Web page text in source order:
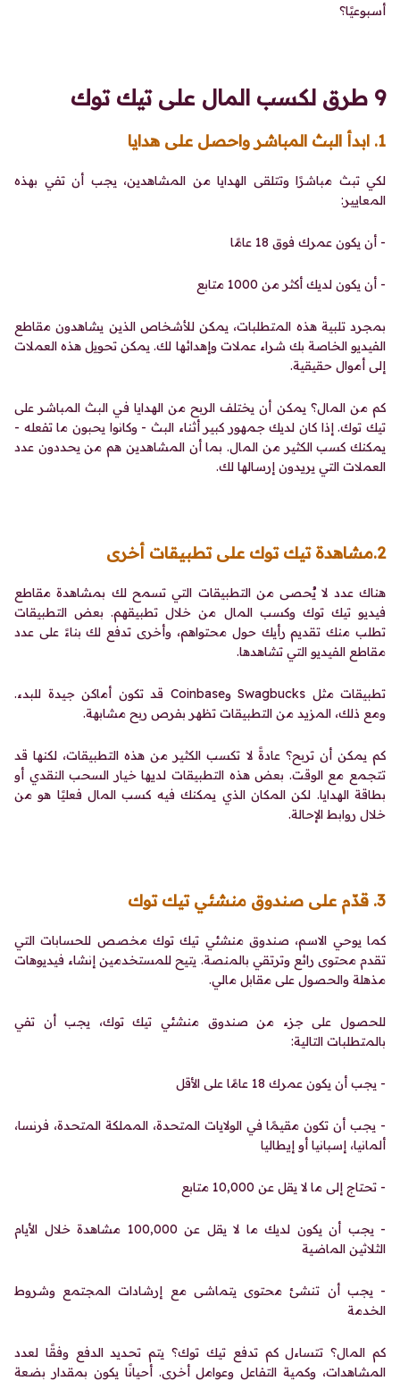
أسبوعيًا؟
9 طرق لكسب المال على تيك توك
1. ابدأ البث المباشر واحصل على هدايا
لكي تبث مباشرًا وتتلقى الهدايا من المشاهدين، يجب أن تفي بهذه
المعايير:
- أن يكون عمرك فوق 18 عامًا
- أن يكون لديك أكثر من 1000 متابع
بمجرد تلبية هذه المتطلبات، يمكن للأشخاص الذين يشاهدون مقاطع
الفيديو الخاصة بك شراء عملات وإهدائها لك. يمكن تحويل هذه العملات
إلى أموال حقيقية.
كم من المال؟ يمكن أن يختلف الربح من الهدايا في البث المباشر على
تيك توك. إذا كان لديك جمهور كبير أثناء البث - وكانوا يحبون ما تفعله -
يمكنك كسب الكثير من المال. بما أن المشاهدين هم من يحددون عدد
العملات التي يريدون إرسالها لك.
2.مشاهدة تيك توك على تطبيقات أخرى
هناك عدد لا يُحصى من التطبيقات التي تسمح لك بمشاهدة مقاطع
فيديو تيك توك وكسب المال من خلال تطبيقهم. بعض التطبيقات
تطلب منك تقديم رأيك حول محتواهم، وأخرى تدفع لك بناءً على عدد
مقاطع الفيديو التي تشاهدها.
تطبيقات مثل Swagbucks وCoinbase قد تكون أماكن جيدة للبدء.
ومع ذلك، المزيد من التطبيقات تظهر بفرص ربح مشابهة.
كم يمكن أن تربح؟ عادةً لا تكسب الكثير من هذه التطبيقات، لكنها قد
تتجمع مع الوقت. بعض هذه التطبيقات لديها خيار السحب النقدي أو
بطاقة الهدايا. لكن المكان الذي يمكنك فيه كسب المال فعليًا هو من
خلال روابط الإحالة.
3. قدّم على صندوق منشئي تيك توك
كما يوحي الاسم، صندوق منشئي تيك توك مخصص للحسابات التي
تقدم محتوى رائع وترتقي بالمنصة. يتيح للمستخدمين إنشاء فيديوهات
مذهلة والحصول على مقابل مالي.
للحصول على جزء من صندوق منشئي تيك توك، يجب أن تفي
بالمتطلبات التالية:
- يجب أن يكون عمرك 18 عامًا على الأقل
- يجب أن تكون مقيمًا في الولايات المتحدة، المملكة المتحدة، فرنسا،
ألمانيا، إسبانيا أو إيطاليا
- تحتاج إلى ما لا يقل عن 10,000 متابع
- يجب أن يكون لديك ما لا يقل عن 100,000 مشاهدة خلال الأيام
الثلاثين الماضية
- يجب أن تنشئ محتوى يتماشى مع إرشادات المجتمع وشروط
الخدمة
كم المال؟ تتساءل كم تدفع تيك توك؟ يتم تحديد الدفع وفقًا لعدد
المشاهدات، وكمية التفاعل وعوامل أخرى. أحيانًا يكون بمقدار بضعة